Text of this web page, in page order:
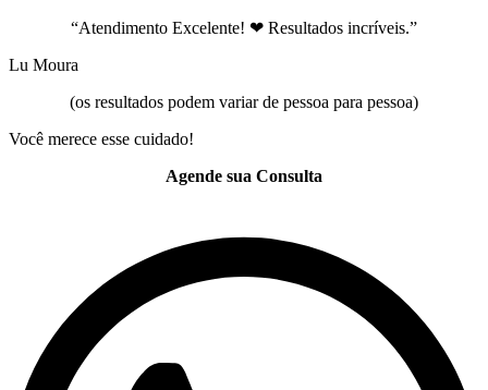
“Atendimento Excelente! ❤ Resultados incríveis.”
Lu Moura
(os resultados podem variar de pessoa para pessoa)
Você merece esse cuidado!
Agende sua Consulta